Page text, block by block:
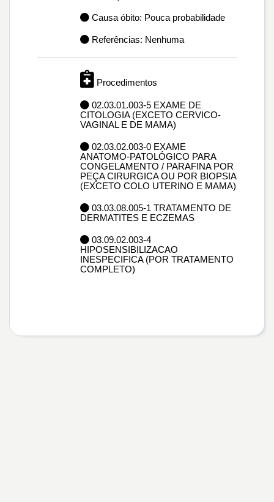
Causa óbito: Pouca probabilidade
Referências: Nenhuma
Procedimentos
02.03.01.003-5 EXAME DE
CITOLOGIA (EXCETO CERVICO-
VAGINAL E DE MAMA)
02.03.02.003-0 EXAME
ANATOMO-PATOLÓGICO PARA
CONGELAMENTO / PARAFINA POR
PEÇA CIRURGICA OU POR BIOPSIA
(EXCETO COLO UTERINO E MAMA)
03.03.08.005-1 TRATAMENTO DE
DERMATITES E ECZEMAS
03.09.02.003-4
HIPOSENSIBILIZACAO
INESPECIFICA (POR TRATAMENTO
COMPLETO)